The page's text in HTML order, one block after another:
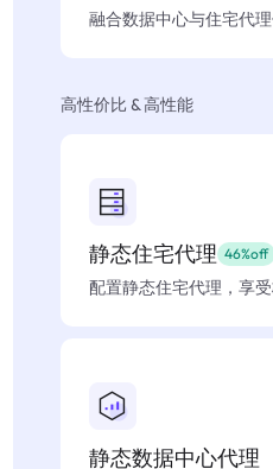
融合数据中心与住宅代
高性价比 & 高性能
静态住宅代理 46%off
配置静态住宅代理，享
静态数据中心代理